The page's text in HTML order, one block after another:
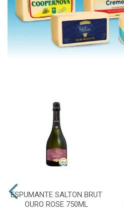
ESPUMANTE SALTON BRUT
OURO ROSE 750ML